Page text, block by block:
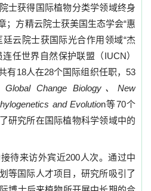
士获得国际植物分类学领域终身
；方精云院士获美国生态学会“惠
廷云院士获国际光合作用领域“杰
任世界自然保护联盟（IUCN）
有18人在28个国际组织任职，53
Global Change Biology、New
and Evolution等70个
研究所在国际植物科学领域中的
待来访外宾近200人次。通过中
等国际人才项目，研究所吸引了